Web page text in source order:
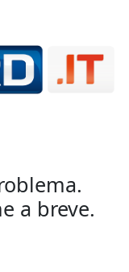
a breve.